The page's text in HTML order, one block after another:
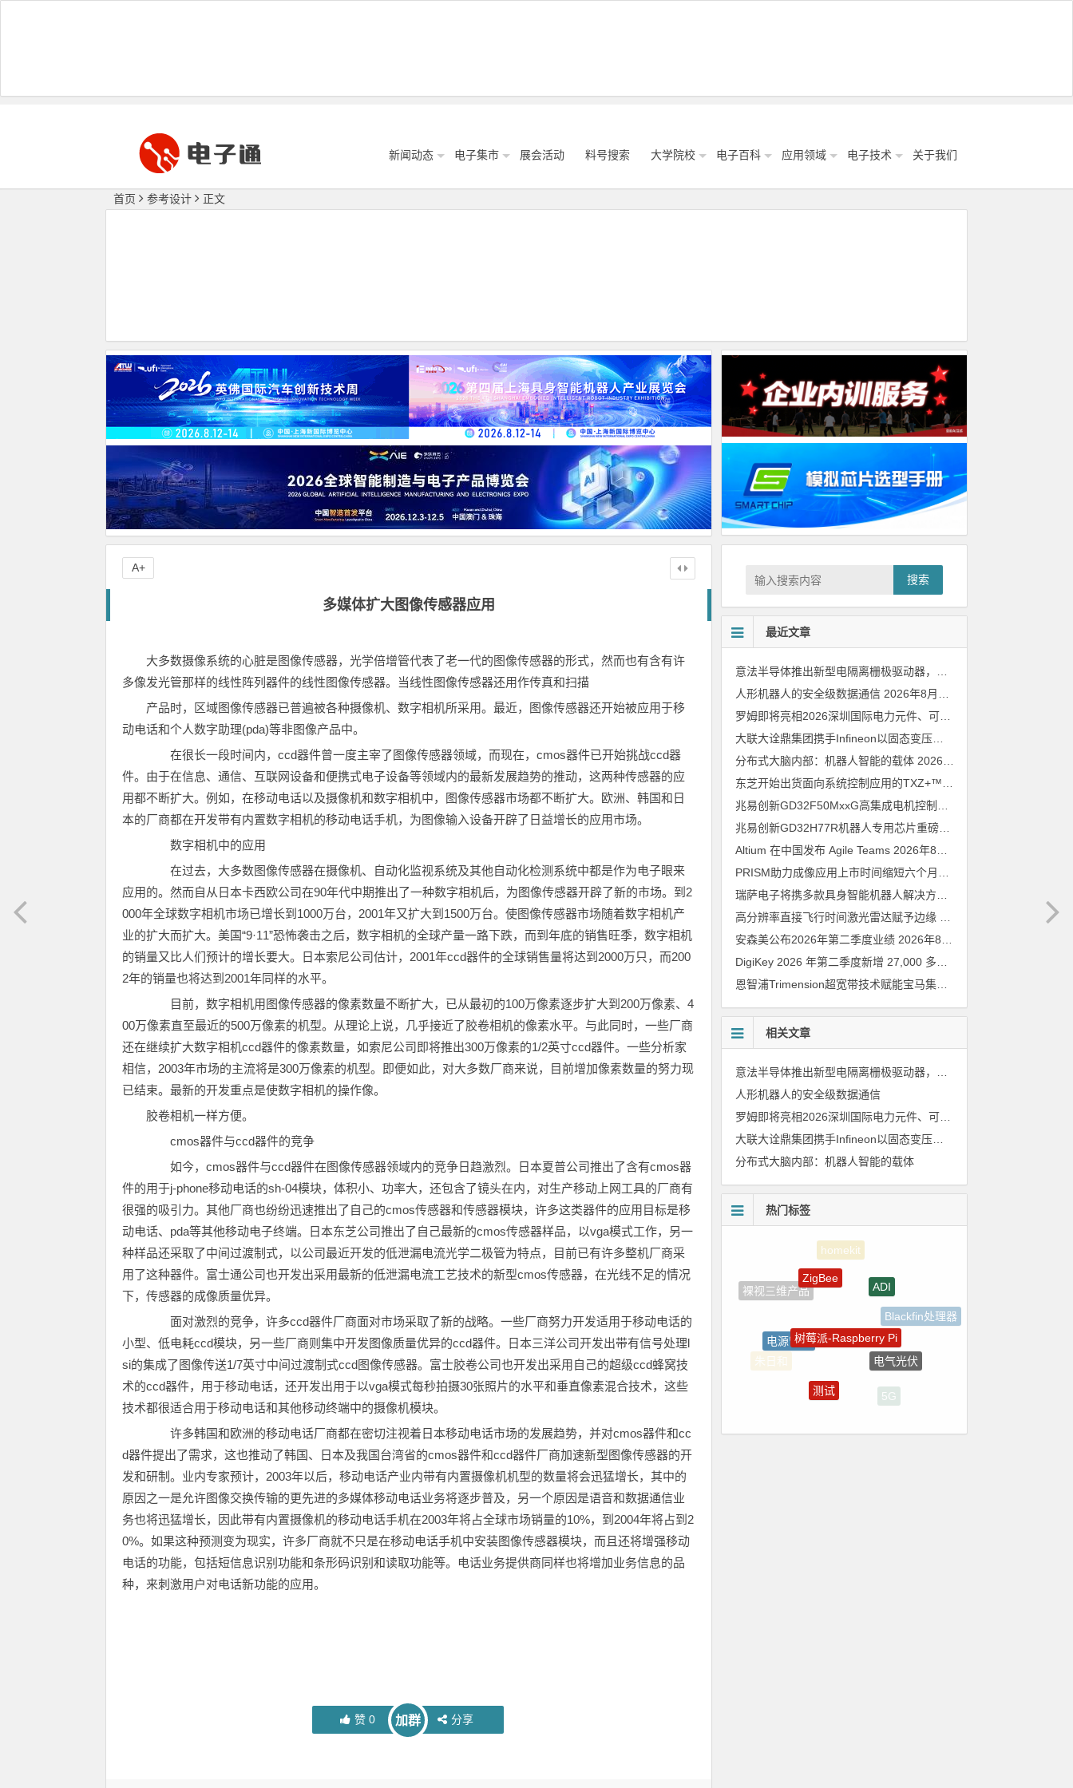
新闻动态 电子集市 展会活动 料号搜索 大学院校 电子百科 应用领域 电子技术 关于我们
首页 参考设计 正文
多媒体扩大图像传感器应用
大多数摄像系统的心脏是图像传感器，光学倍增管代表了老一代的图像传感器的形式，然而也有含有许
多像发光管那样的线性阵列器件的线性图像传感器。当线性图像传感器还用作传真和扫描
产品时，区域图像传感器已普遍被各种摄像机、数字相机所采用。最近，图像传感器还开始被应用于移
动电话和个人数字助理(pda)等非图像产品中。
在很长一段时间内，ccd器件曾一度主宰了图像传感器领域，而现在，cmos器件已开始挑战ccd器
件。由于在信息、通信、互联网设备和便携式电子设备等领域内的最新发展趋势的推动，这两种传感器的应
用都不断扩大。例如，在移动电话以及摄像机和数字相机中，图像传感器市场都不断扩大。欧洲、韩国和日
本的厂商都在开发带有内置数字相机的移动电话手机，为图像输入设备开辟了日益增长的应用市场。
数字相机中的应用
在过去，大多数图像传感器在摄像机、自动化监视系统及其他自动化检测系统中都是作为电子眼来
应用的。然而自从日本卡西欧公司在90年代中期推出了一种数字相机后，为图像传感器开辟了新的市场。到2
000年全球数字相机市场已增长到1000万台，2001年又扩大到1500万台。使图像传感器市场随着数字相机产
业的扩大而扩大。美国“9·11”恐怖袭击之后，数字相机的全球产量一路下跌，而到年底的销售旺季，数字相机
的销量又比人们预计的增长要大。日本索尼公司估计，2001年ccd器件的全球销售量将达到2000万只，而200
2年的销量也将达到2001年同样的水平。
目前，数字相机用图像传感器的像素数量不断扩大，已从最初的100万像素逐步扩大到200万像素、4
00万像素直至最近的500万像素的机型。从理论上说，几乎接近了胶卷相机的像素水平。与此同时，一些厂商
还在继续扩大数字相机ccd器件的像素数量，如索尼公司即将推出300万像素的1/2英寸ccd器件。一些分析家
相信，2003年市场的主流将是300万像素的机型。即便如此，对大多数厂商来说，目前增加像素数量的努力现
已结束。最新的开发重点是使数字相机的操作像。
胶卷相机一样方便。
cmos器件与ccd器件的竞争
如今，cmos器件与ccd器件在图像传感器领域内的竞争日趋激烈。日本夏普公司推出了含有cmos器
件的用于j-phone移动电话的sh-04模块，体积小、功率大，还包含了镜头在内，对生产移动上网工具的厂商有
很强的吸引力。其他厂商也纷纷迅速推出了自己的cmos传感器和传感器模块，许多这类器件的应用目标是移
动电话、pda等其他移动电子终端。日本东芝公司推出了自己最新的cmos传感器样品，以vga模式工作，另一
种样品还采取了中间过渡制式，以公司最近开发的低泄漏电流光学二极管为特点，目前已有许多整机厂商采
用了这种器件。富士通公司也开发出采用最新的低泄漏电流工艺技术的新型cmos传感器，在光线不足的情况
下，传感器的成像质量优异。
面对激烈的竞争，许多ccd器件厂商面对市场采取了新的战略。一些厂商努力开发适用于移动电话的
小型、低电耗ccd模块，另一些厂商则集中开发图像质量优异的ccd器件。日本三洋公司开发出带有信号处理l
si的集成了图像传送1/7英寸中间过渡制式ccd图像传感器。富士胶卷公司也开发出采用自己的超级ccd蜂窝技
术的ccd器件，用于移动电话，还开发出用于以vga模式每秒拍摄30张照片的水平和垂直像素混合技术，这些
技术都很适合用于移动电话和其他移动终端中的摄像机模块。
许多韩国和欧洲的移动电话厂商都在密切注视着日本移动电话市场的发展趋势，并对cmos器件和cc
d器件提出了需求，这也推动了韩国、日本及我国台湾省的cmos器件和ccd器件厂商加速新型图像传感器的开
发和研制。业内专家预计，2003年以后，移动电话产业内带有内置摄像机机型的数量将会迅猛增长，其中的
原因之一是允许图像交换传输的更先进的多媒体移动电话业务将逐步普及，另一个原因是语音和数据通信业
务也将迅猛增长，因此带有内置摄像机的移动电话手机在2003年将占全球市场销量的10%，到2004年将占到2
0%。如果这种预测变为现实，许多厂商就不只是在移动电话手机中安装图像传感器模块，而且还将增强移动
电话的功能，包括短信息识别功能和条形码识别和读取功能等。电话业务提供商同样也将增加业务信息的品
种，来刺激用户对电话新功能的应用。
赞0 加群 分享
A+
搜索
最近文章
人形机器人的安全级数据通信 2026年8月8日
罗姆即将亮相2026深圳国际电力元件、可再生能源管理展览会暨研讨会
大联大诠鼎集团携手Infineon以固态变压器重构配电效率新标杆
分布式大脑内部：机器人智能的载体 2026年8月6日
兆易创新GD32H77R机器人专用芯片重磅亮相，精准赋能伺服驱动与关节控制
Altium 在中国发布 Agile Teams 2026年8月6日
2026年8
安森美公布2026年第二季度业绩 2026年8月6日
恩智浦Trimension超宽带技术赋能宝马集团Digital Key Plus及生命体存在检测功能
相关文章
人形机器人的安全级数据通信
罗姆即将亮相2026深圳国际电力元件、可再生能源管理展览会暨研讨会
大联大诠鼎集团携手Infineon以固态变压器重构配电效率新标杆
分布式大脑内部：机器人智能的载体
热门标签
裸视三维产品
Blackfin处理器
朱日和
电源管理
树莓派-Raspberry Pi
电气光伏
5G